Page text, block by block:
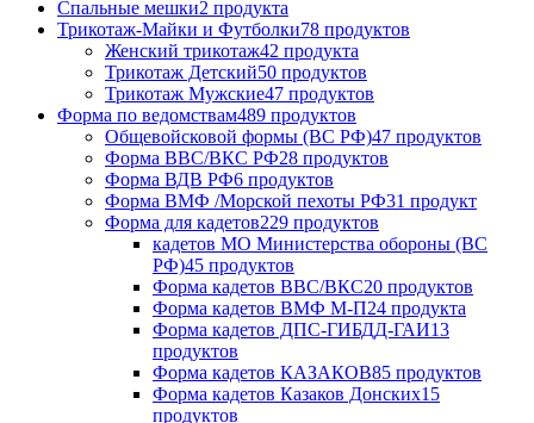
Спальные мешки2 продукта
Трикотаж-Майки и Футболки78 продуктов
Женский трикотаж42 продукта
Трикотаж Детский50 продуктов
Трикотаж Мужские47 продуктов
Форма по ведомствам489 продуктов
Общевойсковой формы (ВС РФ)47 продуктов
Форма ВВС/ВКС РФ28 продуктов
Форма ВДВ РФ6 продуктов
Форма ВМФ /Морской пехоты РФ31 продукт
Форма для кадетов229 продуктов
кадетов МО Министерства обороны (ВС
РФ)45 продуктов
Форма кадетов ВВС/ВКС20 продуктов
Форма кадетов ВМФ М-П24 продукта
Форма кадетов ДПС-ГИБДД-ГАИ13
продуктов
Форма кадетов КАЗАКОВ85 продуктов
Форма кадетов Казаков Донских15
продуктов